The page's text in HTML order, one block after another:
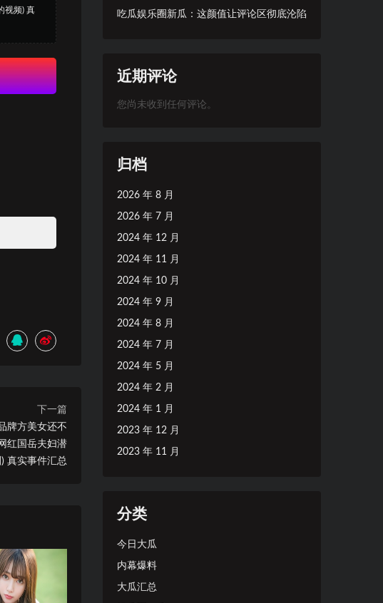
视频) 真
下一篇
牌方美女还不
红国岳夫妇潜
真实事件汇总
吃瓜娱乐圈新瓜：这颜值让评论区彻底沦陷
近期评论
您尚未收到任何评论。
归档
2026 年 8 月
2026 年 7 月
2024 年 12 月
2024 年 11 月
2024 年 10 月
2024 年 9 月
2024 年 8 月
2024 年 7 月
2024 年 5 月
2024 年 2 月
2024 年 1 月
2023 年 12 月
2023 年 11 月
分类
今日大瓜
内幕爆料
大瓜汇总